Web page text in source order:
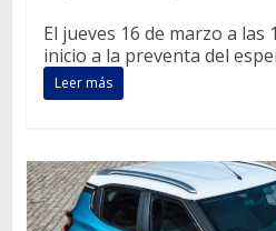
El jueves 16 de marzo a las
inicio a la preventa del
Leer más